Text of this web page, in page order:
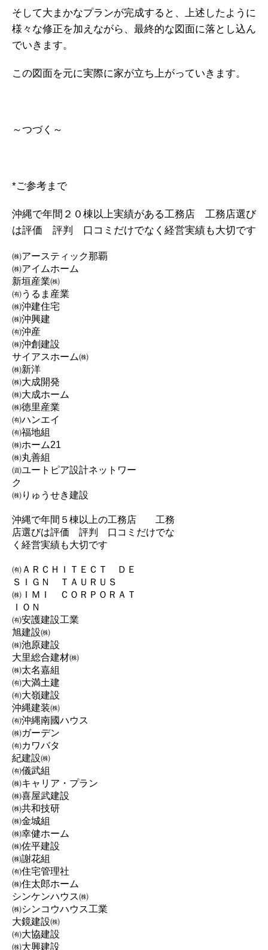
そして大まかなプランが完成すると、上述したように
様々な修正を加えながら、最終的な図面に落とし込ん
でいきます。
この図面を元に実際に家が立ち上がっていきます。
～つづく～
*ご参考まで
沖縄で年間２０棟以上実績がある工務店 工務店選び
は評価 評判 口コミだけでなく経営実績も大切です
㈱アースティック那覇
㈱アイムホーム
新垣産業㈱
㈲うるま産業
㈱沖建住宅
㈱沖興建
㈲沖産
㈱沖創建設
サイアスホーム㈱
㈱新洋
㈱大成開発
㈱大成ホーム
㈱徳里産業
㈲ハンエイ
㈲福地組
㈱ホーム21
㈱丸善組
㈾ユートピア設計ネットワー
ク
㈱りゅうせき建設
沖縄で年間５棟以上の工務店 工務
店選びは評価 評判 口コミだけでな
く経営実績も大切です
㈲ＡＲＣＨＩＴＥＣＴ ＤＥ
ＳＩＧＮ ＴＡＵＲＵＳ
㈱ＩＭＩ ＣＯＲＰＯＲＡＴ
ＩＯＮ
㈲安護建設工業
旭建設㈱
㈱池原建設
大里総合建材㈱
㈱太名嘉組
㈲大満土建
㈲大嶺建設
沖縄建装㈱
㈲沖縄南國ハウス
㈱ガーデン
㈲カワバタ
紀建設㈱
㈲儀武組
㈱キャリア・プラン
㈱喜屋武建設
㈱共和技研
㈱金城組
㈱幸健ホーム
㈱佐平建設
㈱謝花組
㈲住宅管理社
㈱住太郎ホーム
シンケンハウス㈱
㈱シンコウハウス工業
大鏡建設㈱
㈲大協建設
㈱大興建設